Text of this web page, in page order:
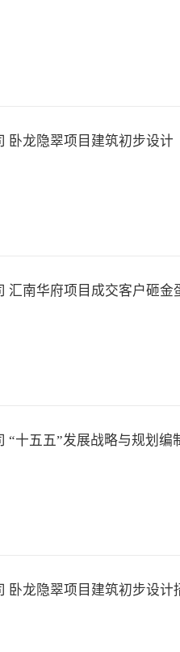
卧龙隐翠项目建筑初步设计
汇南华府项目成交客户砸
“十五五”发展战略与规划编
卧龙隐翠项目建筑初步设计